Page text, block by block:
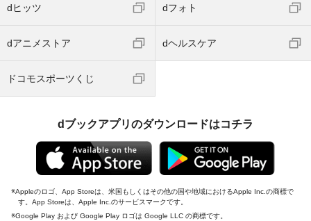
dヒッツ dフォト
dアニメストア dヘルスケア
ドコモスポーツくじ
dブックアプリのダウンロードはコチラ
Appleのロゴ、App Storeは、米国もしくはその他の国や地域におけるApple Inc.の商標で
す。App Storeは、Apple Inc.のサービスマークです。
Google Play および Google Play ロゴは Google LLC の商標です。